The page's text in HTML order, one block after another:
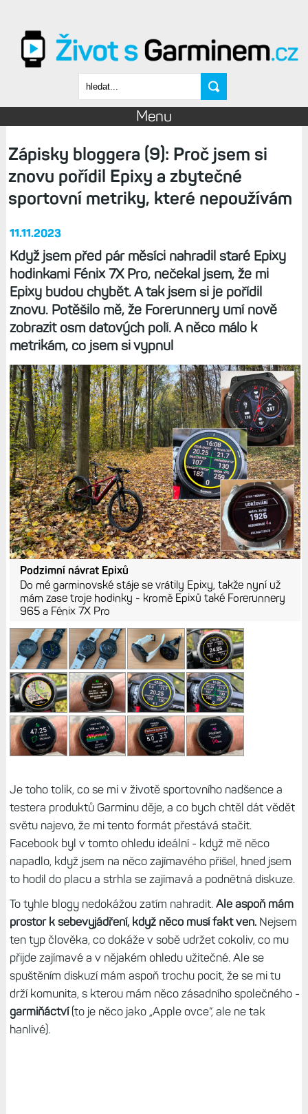
Vyhledávání
Menu
Zápisky bloggera (9): Proč jsem si
znovu pořídil Epixy a zbytečné
sportovní metriky, které nepoužívám
11.11.2023
Když jsem před pár měsíci nahradil staré Epixy
hodinkami Fénix 7X Pro, nečekal jsem, že mi
Epixy budou chybět. A tak jsem si je pořídil
znovu. Potěšilo mě, že Forerunnery umí nově
zobrazit osm datových polí. A něco málo k
metrikám, co jsem si vypnul
Podzimní návrat Epixů
Do mé garminovské stáje se vrátily Epixy, takže nyní už
mám zase troje hodinky - kromě Epixů také Forerunnery
965 a Fénix 7X Pro
Je toho tolik, co se mi v životě sportovního nadšence a
testera produktů Garminu děje, a co bych chtěl dát vědět
světu najevo, že mi tento formát přestává stačit.
Facebook byl v tomto ohledu ideální - když mě něco
napadlo, když jsem na něco zajímavého přišel, hned jsem
to hodil do placu a strhla se zajímavá a podnětná diskuze.
To tyhle blogy nedokážou zatím nahradit.Ale aspoň mám
prostor k sebevyjádření, když něco musí fakt ven.Nejsem
ten typ člověka, co dokáže v sobě udržet cokoliv, co mu
přijde zajímavé a v nějakém ohledu užitečné. Ale se
spuštěním diskuzí mám aspoň trochu pocit, že se mi tu
drží komunita, s kterou mám něco zásadního společného -
garmiňáctví(to je něco jako „Apple ovce“, ale ne tak
hanlivé).